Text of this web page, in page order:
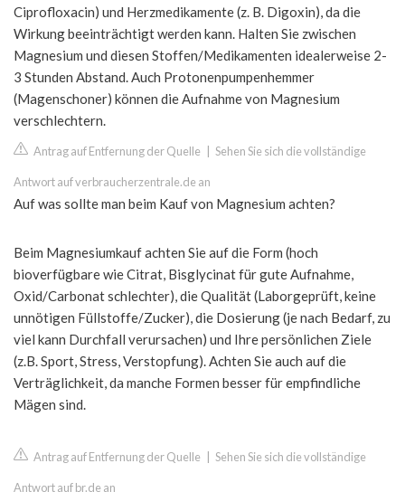
Ciprofloxacin) und Herzmedikamente (z. B. Digoxin), da die
Wirkung beeinträchtigt werden kann. Halten Sie zwischen
Magnesium und diesen Stoffen/Medikamenten idealerweise 2-
3 Stunden Abstand. Auch Protonenpumpenhemmer
(Magenschoner) können die Aufnahme von Magnesium
verschlechtern.
Antrag auf Entfernung der Quelle Sehen Sie sich die vollständige
Antwort auf verbraucherzentrale.de an
Auf was sollte man beim Kauf von Magnesium achten?
Beim Magnesiumkauf achten Sie auf die Form (hoch
bioverfügbare wie Citrat, Bisglycinat für gute Aufnahme,
Oxid/Carbonat schlechter), die Qualität (Laborgeprüft, keine
unnötigen Füllstoffe/Zucker), die Dosierung (je nach Bedarf, zu
viel kann Durchfall verursachen) und Ihre persönlichen Ziele
(z.B. Sport, Stress, Verstopfung). Achten Sie auch auf die
Verträglichkeit, da manche Formen besser für empfindliche
Mägen sind.
Antrag auf Entfernung der Quelle Sehen Sie sich die vollständige
Antwort auf br.de an